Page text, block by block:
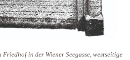
in der Wiener Seegasse, westseitige